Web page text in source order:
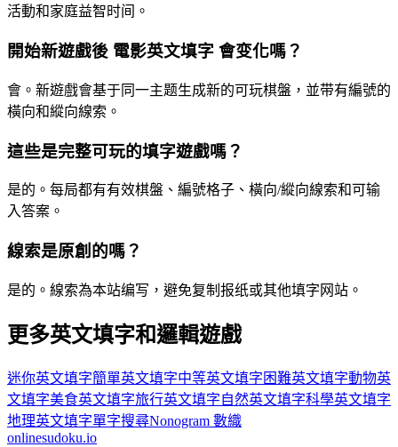
活動和家庭益智时间。
開始新遊戲後 電影英文填字 會变化嗎？
會。新遊戲會基于同一主题生成新的可玩棋盤，並带有編號的
橫向和縱向線索。
這些是完整可玩的填字遊戲嗎？
是的。每局都有有效棋盤、編號格子、橫向/縱向線索和可输
入答案。
線索是原創的嗎？
是的。線索為本站编写，避免复制报纸或其他填字网站。
更多英文填字和邏輯遊戲
迷你英文填字簡單英文填字中等英文填字 困難英文填字動物英
文填字美食英文填字旅行英文填字自然英文填字科學英文填字
地理英文填字單字搜尋Nonogram 數織
onlinesudoku.io